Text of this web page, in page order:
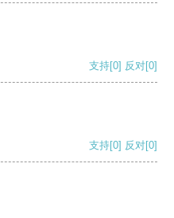
支持[0] 反对[0]
支持[0] 反对[0]